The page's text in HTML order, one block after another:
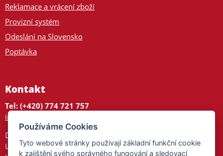
Reklamace a vrácení zboží
Provizní systém
Odeslání na Slovensko
Poptávka
Kontakt
Tel: (+420) 774 721 757
info@tajnedarky.cz
Dárkové centrum
Legionářů 2
Používáme Cookies
Tyto webové stránky používají základní funkční cookie
k zajištění svého správného fungování a sledovací